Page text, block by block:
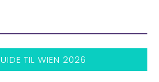
TIL WIEN 2026